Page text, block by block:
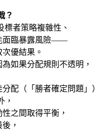
？
標者策略複雜性、
面臨暴露風險——
優結果。
如果分配規則不透明，
配（「勝者確定問題」）
，
之間取得平衡，
，